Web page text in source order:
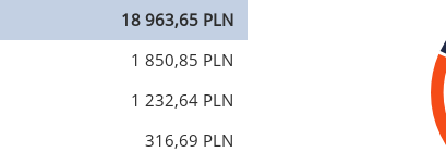
18 963,65 PLN
1 850,85 PLN
1 232,64 PLN
316,69 PLN